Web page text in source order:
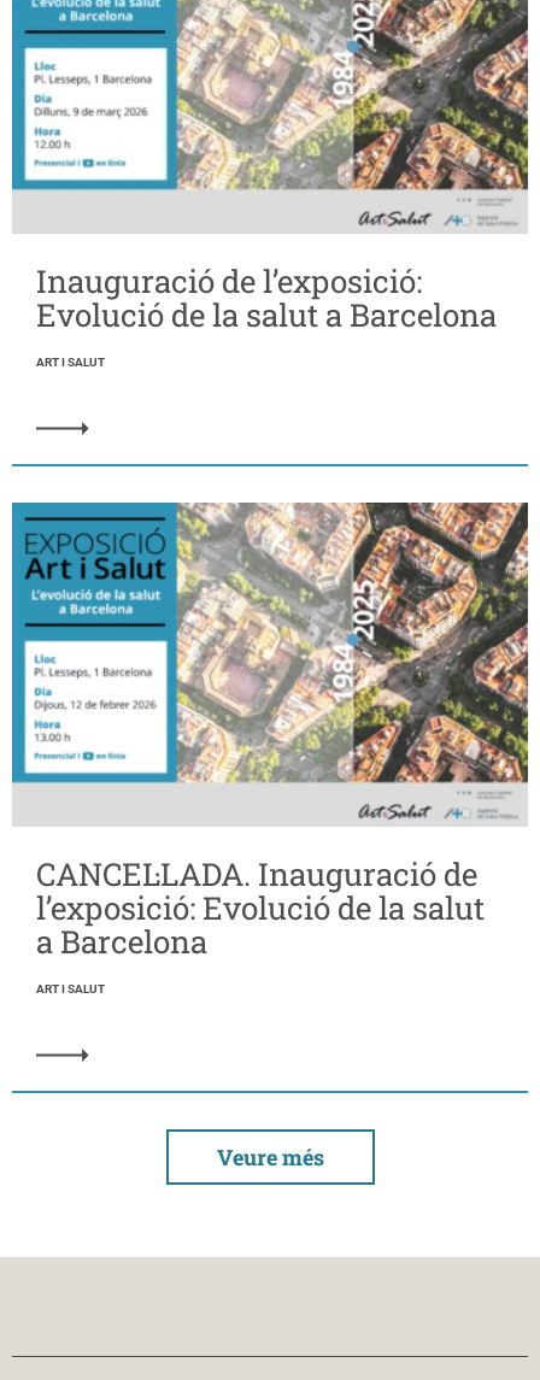
Inauguració de l’exposició:
Evolució de la salut a Barcelona
ART I SALUT
CANCEL·LADA. Inauguració de
l’exposició: Evolució de la salut
a Barcelona
ART I SALUT
Veure més